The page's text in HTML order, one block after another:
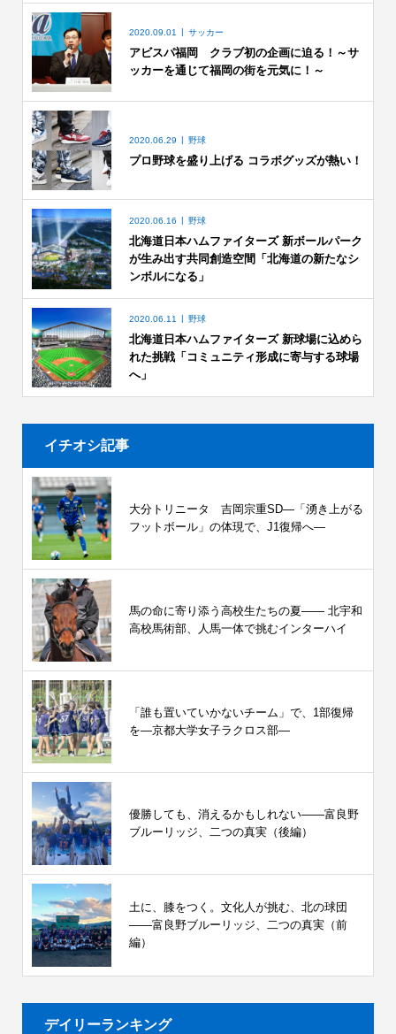
2020.09.01 サッカー
アビスパ福岡 クラブ初の企画に迫る！～サ
ッカーを通じて福岡の街を元気に！～
2020.06.29 野球
プロ野球を盛り上げる コラボグッズが熱い！
2020.06.16 野球
北海道日本ハムファイターズ 新ボールパーク
が生み出す共同創造空間「北海道の新たなシ
ンボルになる」
2020.06.11 野球
北海道日本ハムファイターズ 新球場に込めら
れた挑戦「コミュニティ形成に寄与する球場
へ」
イチオシ記事
大分トリニータ 吉岡宗重SD―「湧き上がる
フットボール」の体現で、J1復帰へ―
馬の命に寄り添う高校生たちの夏—— 北宇和
高校馬術部、人馬一体で挑むインターハイ
「誰も置いていかないチーム」で、1部復帰
を―京都大学女子ラクロス部―
優勝しても、消えるかもしれない――富良野
ブルーリッジ、二つの真実（後編）
土に、膝をつく。文化人が挑む、北の球団
――富良野ブルーリッジ、二つの真実（前
編）
デイリーランキング